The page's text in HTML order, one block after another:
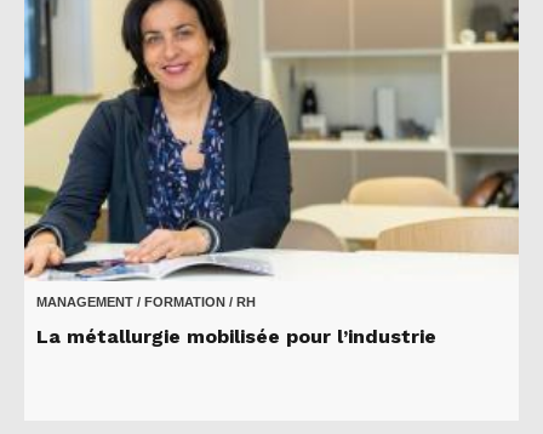
MANAGEMENT / FORMATION / RH
La métallurgie mobilisée pour l’industrie